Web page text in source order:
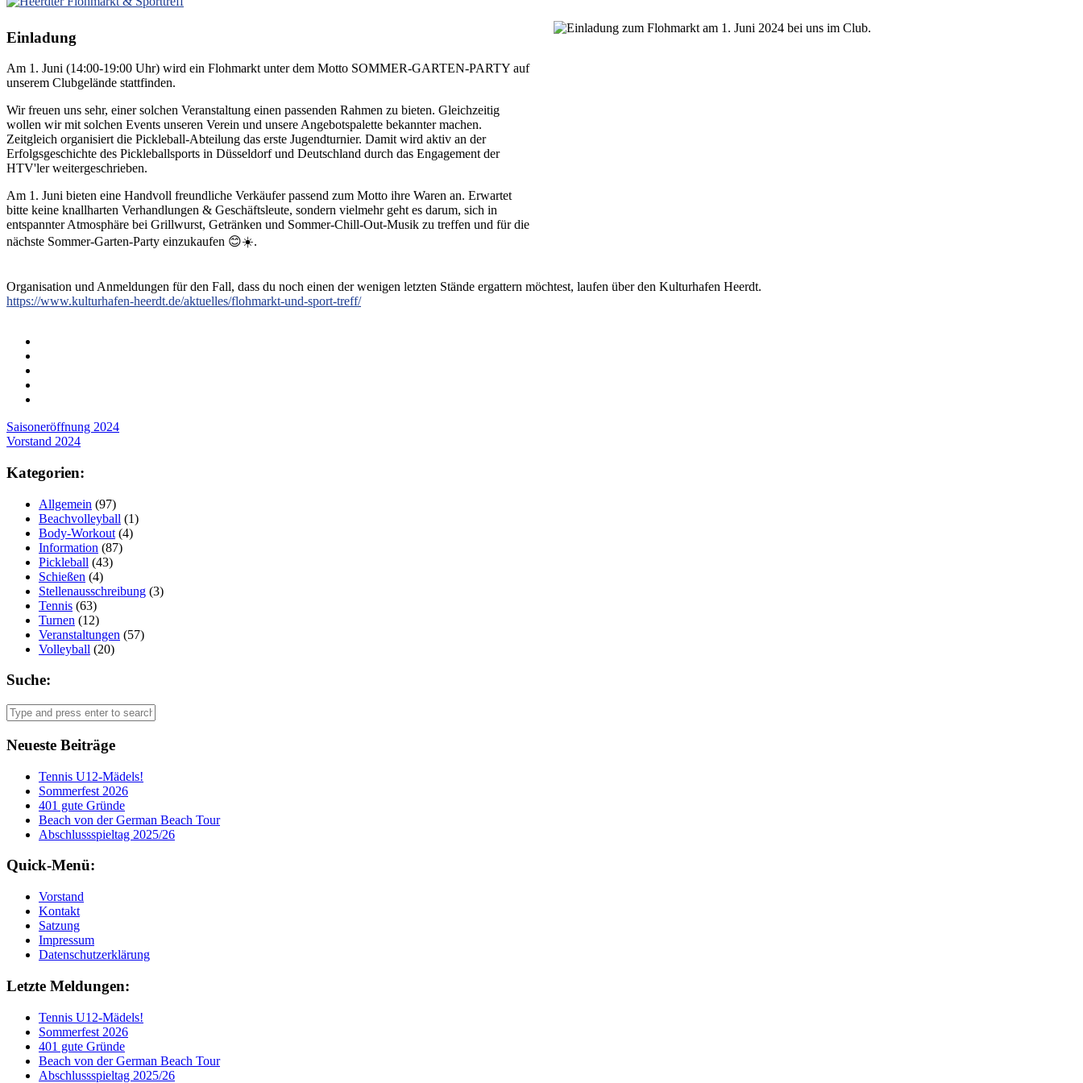
Einladung
Am 1. Juni (14:00-19:00 Uhr) wird ein Flohmarkt unter dem Motto SOMMER-GARTEN-PARTY auf
unserem Clubgelände stattfinden.
Wir freuen uns sehr, einer solchen Veranstaltung einen passenden Rahmen zu bieten. Gleichzeitig
wollen wir mit solchen Events unseren Verein und unsere Angebotspalette bekannter machen.
Zeitgleich organisiert die Pickleball-Abteilung das erste Jugendturnier. Damit wird aktiv an der
Erfolgsgeschichte des Pickleballsports in Düsseldorf und Deutschland durch das Engagement der
HTV'ler weitergeschrieben.
Am 1. Juni bieten eine Handvoll freundliche Verkäufer passend zum Motto ihre Waren an. Erwartet
bitte keine knallharten Verhandlungen & Geschäftsleute, sondern vielmehr geht es darum, sich in
entspannter Atmosphäre bei Grillwurst, Getränken und Sommer-Chill-Out-Musik zu treffen und für die
nächste Sommer-Garten-Party einzukaufen 😊☀️.
Organisation und Anmeldungen für den Fall, dass du noch einen der wenigen letzten Stände ergattern möchtest, laufen über den Kulturhafen Heerdt.
https://www.kulturhafen-heerdt.de/aktuelles/flohmarkt-und-sport-treff/
Post
navigation
Saisoneröffnung 2024
Vorstand 2024
Kategorien:
Allgemein (97)
Beachvolleyball (1)
Body-Workout (4)
Information (87)
Pickleball (43)
Schießen (4)
Stellenausschreibung (3)
Tennis (63)
Turnen (12)
Veranstaltungen (57)
Volleyball (20)
Suche:
Neueste Beiträge
Tennis U12-Mädels!
Sommerfest 2026
401 gute Gründe
Beach von der German Beach Tour
Abschlussspieltag 2025/26
Quick-Menü:
Vorstand
Kontakt
Satzung
Impressum
Datenschutzerklärung
Letzte Meldungen:
Tennis U12-Mädels!
Sommerfest 2026
401 gute Gründe
Beach von der German Beach Tour
Abschlussspieltag 2025/26